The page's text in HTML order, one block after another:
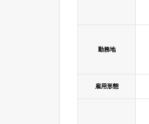
勤務地
雇用形態